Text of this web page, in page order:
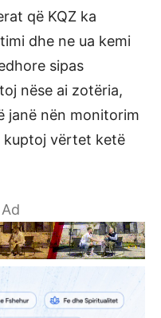
që KQZ ka
dhe ne ua kemi
sipas
nëse ai zotëria,
janë nën monitorim
kuptoj vërtet ketë